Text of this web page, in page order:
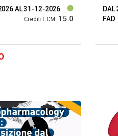
AL 31-12-2026
Crediti ECM: 15.0
FAD